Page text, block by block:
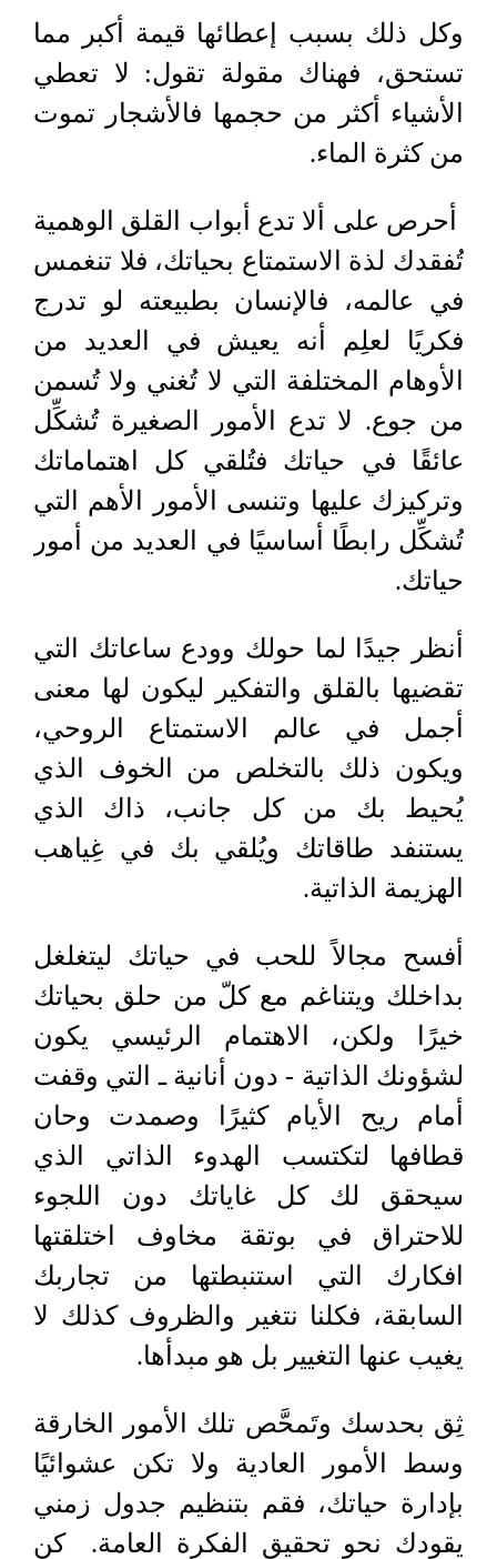
وكل ذلك بسبب إعطائها قيمة أكبر مما
تستحق، فهناك مقولة تقول: لا تعطي
الأشياء أكثر من حجمها فالأشجار تموت
من كثرة الماء.
أحرص على ألا تدع أبواب القلق الوهمية
تُفقدك لذة الاستمتاع بحياتك، فلا تنغمس
في عالمه، فالإنسان بطبيعته لو تدرج
فكريًا لعلِم أنه يعيش في العديد من
الأوهام المختلفة التي لا تُغني ولا تُسمن
من جوع. لا تدع الأمور الصغيرة تُشكِّل
عائقًا في حياتك فتُلقي كل اهتماماتك
وتركيزك عليها وتنسى الأمور الأهم التي
تُشكِّل رابطًا أساسيًا في العديد من أمور
حياتك.
أنظر جيدًا لما حولك وودع ساعاتك التي
تقضيها بالقلق والتفكير ليكون لها معنى
أجمل في عالم الاستمتاع الروحي،
ويكون ذلك بالتخلص من الخوف الذي
يُحيط بك من كل جانب، ذاك الذي
يستنفد طاقاتك ويُلقي بك في غِياهب
الهزيمة الذاتية.
أفسح مجالاً للحب في حياتك ليتغلغل
بداخلك ويتناغم مع كلّ من حلق بحياتك
خيرًا ولكن، الاهتمام الرئيسي يكون
لشؤونك الذاتية - دون أنانية ـ التي وقفت
أمام ريح الأيام كثيرًا وصمدت وحان
قطافها لتكتسب الهدوء الذاتي الذي
سيحقق لك كل غاياتك دون اللجوء
للاحتراق في بوتقة مخاوف اختلقتها
افكارك التي استنبطتها من تجاربك
السابقة، فكلنا نتغير والظروف كذلك لا
يغيب عنها التغيير بل هو مبدأها.
ثِق بحدسك وتَمحَّص تلك الأمور الخارقة
وسط الأمور العادية ولا تكن عشوائيًا
بإدارة حياتك، فقم بتنظيم جدول زمني
يقودك نحو تحقيق الفكرة العامة. كن